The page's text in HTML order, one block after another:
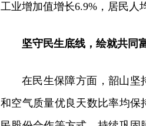
工业增加值增长6.9%，居民人
坚守民生底线，绘就共同
在民生保障方面，韶山坚
和空气质量优良天数比率均